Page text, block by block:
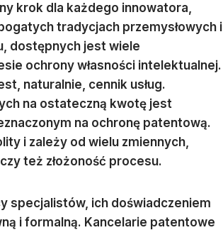
krok dla każdego innowatora,
tradycjach przemysłowych i
dostępnych jest wiele
ochrony własności intelektualnej.
naturalnie, cennik usług.
na ostateczną kwotę jest
na ochronę patentową.
i zależy od wielu zmiennych,
też złożoność procesu.
specjalistów, ich doświadczeniem
i formalną. Kancelarie patentowe